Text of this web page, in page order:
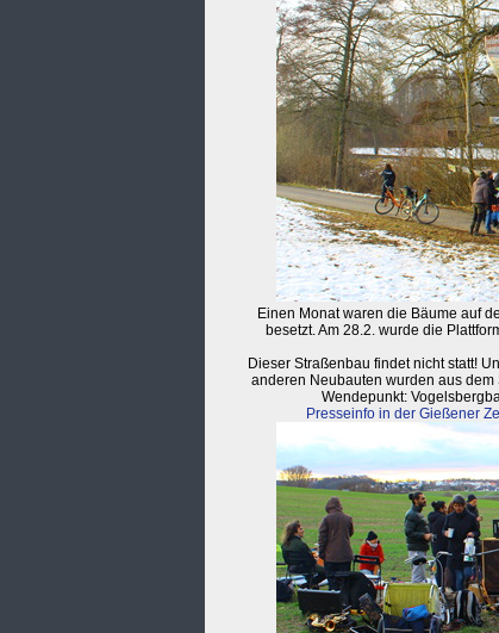
Einen Monat waren die Bäume auf
besetzt. Am 28.2. wurde die
Dieser Straßenbau findet nicht statt!
anderen Neubauten wurden aus
Wendepunkt:
Presseinfo in der Gießener